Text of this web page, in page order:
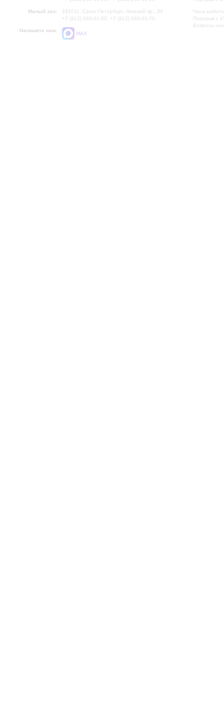
Малый зал:
191011, Санкт-Петербург, Невский пр., 30
+7 (812) 240-01-00, +7 (812) 240-01-70
Напишите нам:
MAX
Часы
Перерыв с
Вопросы